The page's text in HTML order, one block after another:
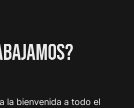
la bienvenida a todo el